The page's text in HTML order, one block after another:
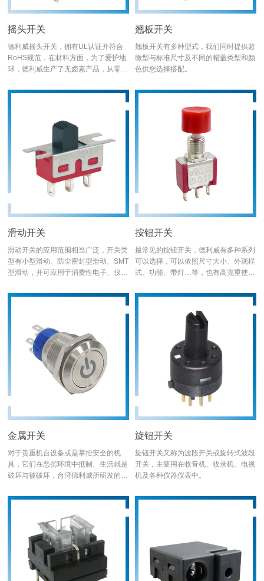
摇头开关
德利威摇头开关，拥有UL认证并符合
RoHS规范，在材料方面，为了爱护地
球，德利威生产了无卤素产品，从零件
产线中制作，确保来料的安全与提供客
高规格，可以选择1F系列；要更小尺
寸，可以选择2M系列或防水的2A系
列，若尺寸要更微小，可以选择2U系
列；需要较大拨柄和克重，可以看看
1M_T88B52或更高防水效能的1A系
列；需要SMT制程的话，可以参考2B
系列外，也可询问我们其他规格的SMT
设计。
翘板开关
翘板开关有多种型式，我们同时提供超
微型与标准尺寸及不同的帽盖类型和颜
色供您选择搭配。
滑动开关
滑动开关的应用范围相当广泛，开关类
型有小型滑动、防尘密封型滑动、SMT
型滑动，并可应用于消费性电子、仪器
按钮开关
最常见的按钮开关，德利威有多种系列
可以选择，可以依照尺寸大小、外观样
式、功能、带灯…等，也有高克重使用
或SMT制程适合的系列。
金属开关
对于贵重机台设备或是掌控安全的机
具，它们在恶劣环境中抵制、生活就是
破坏与被破坏，台湾德利威所研发的金
抗冲击、高压、侵蚀，甚至带给它们高
旋钮开关
旋钮开关又称为波段开关或旋转式波段
开关，主要用在收音机、收录机、电视
机及各种仪器仪表中。